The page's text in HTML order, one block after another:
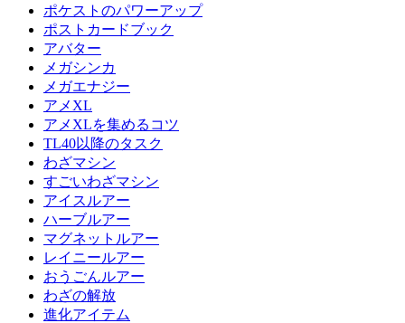
ポケストのパワーアップ
ポストカードブック
アバター
メガシンカ
メガエナジー
アメXL
アメXLを集めるコツ
TL40以降のタスク
わざマシン
すごいわざマシン
アイスルアー
ハーブルアー
マグネットルアー
レイニールアー
おうごんルアー
わざの解放
進化アイテム